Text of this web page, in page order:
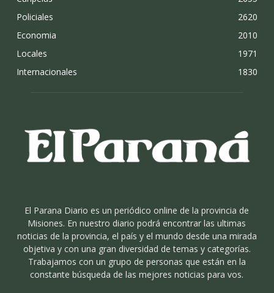
Policiales
2620
Economia
2010
Locales
1971
Internacionales
1830
El Parana Diario es un periódico online de la provincia de
Misiones. En nuestro diario podrá encontrar las ultimas
noticias de la provincia, el país y el mundo desde una mirada
objetiva y con una gran diversidad de temas y categorías.
Trabajamos con un grupo de personas que están en la
constante búsqueda de las mejores noticias para vos.